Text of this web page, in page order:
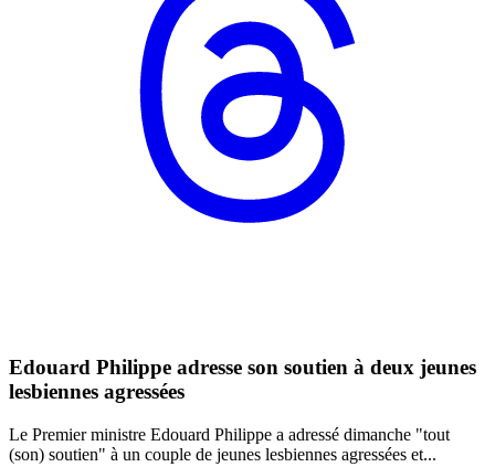
Edouard Philippe adresse son soutien à deux jeunes
lesbiennes agressées
Le Premier ministre Edouard Philippe a adressé dimanche "tout
(son) soutien" à un couple de jeunes lesbiennes agressées et...